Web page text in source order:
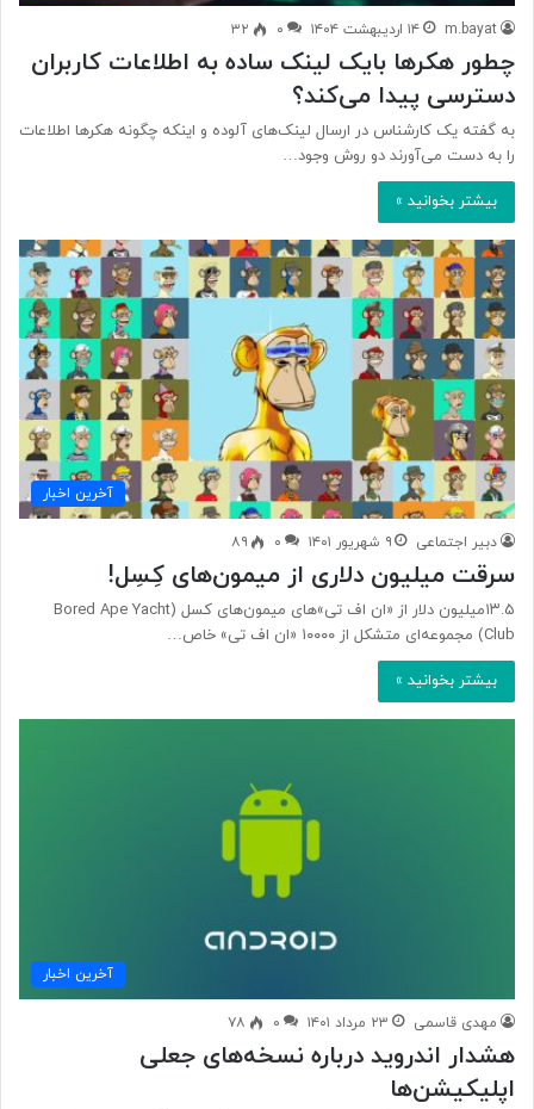
m.bayat ۱۴ اردیبهشت ۱۴۰۴ ۰ ۳۲
چطور هکرها بایک لینک ساده به اطلاعات کاربران
دسترسی پیدا می‌کند؟
به گفته یک کارشناس در ارسال لینک‌های آلوده و اینکه چگونه هکرها اطلاعات
را به دست می‌آورند دو روش وجود…
بیشتر بخوانید »
آخرین اخبار
دبیر اجتماعی ۹ شهریور ۱۴۰۱ ۰ ۸۹
سرقت میلیون دلاری از میمون‌های کِسِل!
۱۳.۵میلیون دلار از «ان اف تی‌»های میمون‌های کسل (Bored Ape Yacht
Club) مجموعه‌ای متشکل از ۱۰۰۰۰ «ان اف تی» خاص…
بیشتر بخوانید »
آخرین اخبار
مهدی قاسمی ۲۳ مرداد ۱۴۰۱ ۰ ۷۸
هشدار اندروید درباره نسخه‌های جعلی
اپلیکیشن‌ها